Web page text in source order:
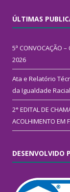
ÚLTIMAS
5ª CONVOCAÇÃO
2026
Ata e Relatório
da Igualdade
2° EDITAL DE
ACOLHIMENTO EM
DESENVOLVIDO